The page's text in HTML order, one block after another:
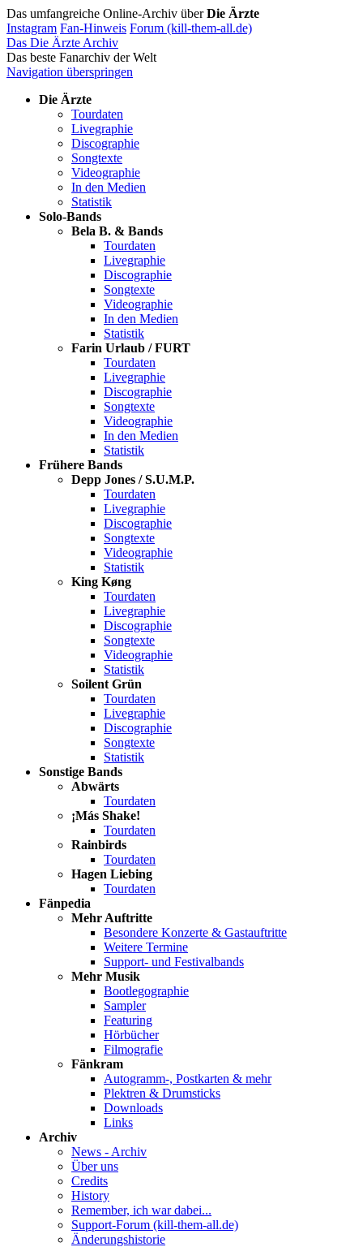
Das umfangreiche Online-Archiv überDie Ärzte
Instagram Fan-Hinweis Forum (kill-them-all.de)
Das Die Ärzte Archiv
Das beste Fanarchiv der Welt
Navigation überspringen
Die Ärzte
Tourdaten
Livegraphie
Discographie
Songtexte
Videographie
In den Medien
Statistik
Solo-Bands
Bela B. & Bands
Tourdaten
Livegraphie
Discographie
Songtexte
Videographie
In den Medien
Statistik
Farin Urlaub / FURT
Tourdaten
Livegraphie
Discographie
Songtexte
Videographie
In den Medien
Statistik
Frühere Bands
Depp Jones / S.U.M.P.
Tourdaten
Livegraphie
Discographie
Songtexte
Videographie
Statistik
King Køng
Tourdaten
Livegraphie
Discographie
Songtexte
Videographie
Statistik
Soilent Grün
Tourdaten
Livegraphie
Discographie
Songtexte
Statistik
Sonstige Bands
Abwärts
Tourdaten
¡Más Shake!
Tourdaten
Rainbirds
Tourdaten
Hagen Liebing
Tourdaten
Fänpedia
Mehr Auftritte
Besondere Konzerte & Gastauftritte
Weitere Termine
Support- und Festivalbands
Mehr Musik
Bootlegographie
Sampler
Featuring
Hörbücher
Filmografie
Fänkram
Autogramm-, Postkarten & mehr
Plektren & Drumsticks
Downloads
Links
Archiv
News - Archiv
Über uns
Credits
History
Remember, ich war dabei...
Support-Forum (kill-them-all.de)
Änderungshistorie